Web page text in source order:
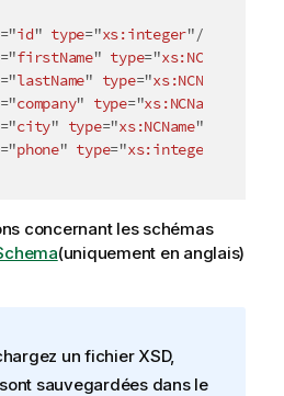
="id" type="xs:integer"/>
="firstName" type="xs:NCName
="lastName" type="xs:NCName
="company" type="xs:NCName
="city" type="xs:NCName"
="phone" type="xs:integer
concernant les schémas
(uniquement en anglais)
un fichier XSD,
sauvegardées dans le